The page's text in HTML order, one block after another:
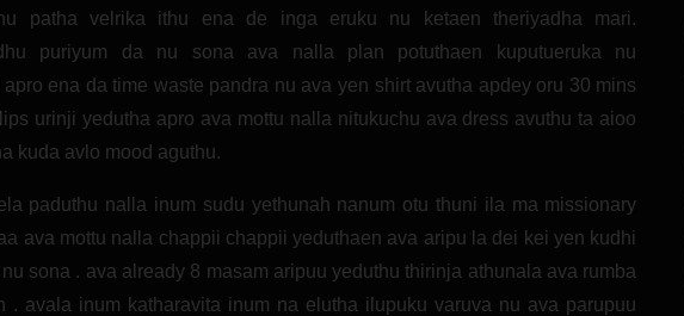
patha velrika ithu ena de inga eruku nu ketaen theriyadha mari.
puriyum da nu sona ava nalla plan potuthaen kuputueruka nu
ena da time waste pandra nu ava yen shirt avutha apdey oru 30 mins
urinji yedutha apro ava mottu nalla nitukuchu ava dress avuthu ta aioo
kuda avlo mood aguthu.
paduthu nalla inum sudu yethunah nanum otu thuni ila ma missionary
ava mottu nalla chappii chappii yeduthaen ava aripu la dei kei yen kudhi
nu sona . ava already 8 masam aripuu yeduthu thirinja athunala ava rumba
. avala inum katharavita inum na elutha ilupuku varuva nu ava parupuu